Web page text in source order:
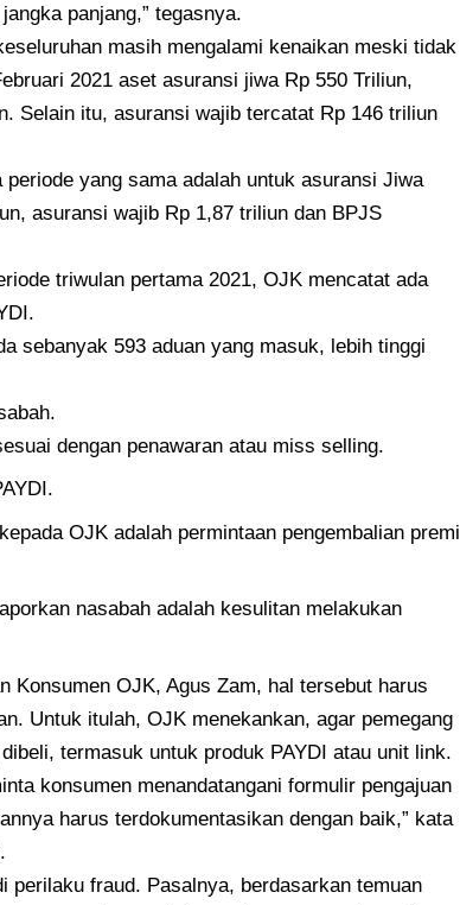
panjang,” tegasnya.
masih mengalami kenaikan meski tidak
2021 aset asuransi jiwa Rp 550 Triliun,
Selain itu, asuransi wajib tercatat Rp 146 triliun
yang sama adalah untuk asuransi Jiwa
asuransi wajib Rp 1,87 triliun dan BPJS
triwulan pertama 2021, OJK mencatat ada
sebanyak 593 aduan yang masuk, lebih tinggi
dengan penawaran atau miss selling.
OJK adalah permintaan pengembalian premi
nasabah adalah kesulitan melakukan
Konsumen OJK, Agus Zam, hal tersebut harus
Untuk itulah, OJK menekankan, agar pemegang
termasuk untuk produk PAYDI atau unit link.
konsumen menandatangani formulir pengajuan
harus terdokumentasikan dengan baik,” kata
fraud. Pasalnya, berdasarkan temuan